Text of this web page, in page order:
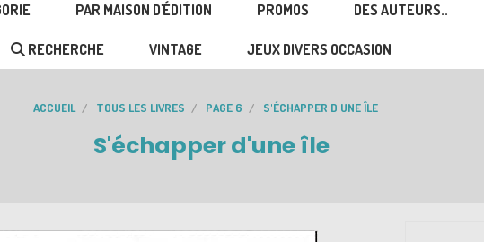
PAR MAISON D'ÉDITION PROMOS DES AUTEURS..
RECHERCHE VINTAGE JEUX DIVERS OCCASION
ACCUEIL TOUS LES LIVRES PAGE 6 S'ÉCHAPPER D'UNE ÎLE
S'échapper d'une île